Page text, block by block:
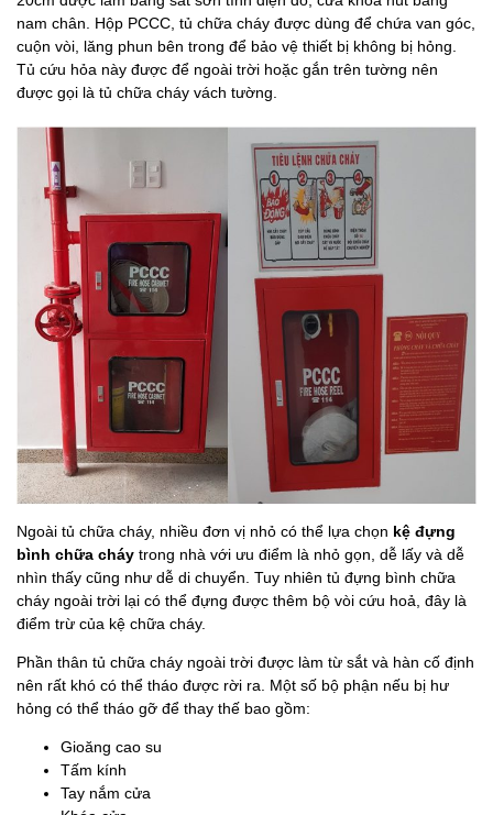
nam chân. Hộp PCCC, tủ chữa cháy được dùng để chứa van góc,
cuộn vòi, lăng phun bên trong để bảo vệ thiết bị không bị hỏng.
Tủ cứu hỏa này được để ngoài trời hoặc gắn trên tường nên
được gọi là tủ chữa cháy vách tường.
Ngoài tủ chữa cháy, nhiều đơn vị nhỏ có thể lựa chọn kệ đựng
bình chữa cháy trong nhà với ưu điểm là nhỏ gọn, dễ lấy và dễ
nhìn thấy cũng như dễ di chuyển. Tuy nhiên tủ đựng bình chữa
cháy ngoài trời lại có thể đựng được thêm bộ vòi cứu hoả, đây là
điểm trừ của kệ chữa cháy.
Phần thân tủ chữa cháy ngoài trời được làm từ sắt và hàn cố định
nên rất khó có thể tháo được rời ra. Một số bộ phận nếu bị hư
hỏng có thể tháo gỡ để thay thế bao gồm:
Gioăng cao su
Tấm kính
Tay nắm cửa